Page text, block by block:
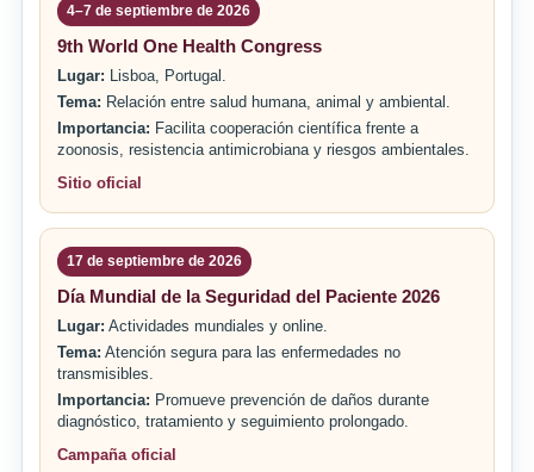
4–7 de septiembre de 2026
9th World One Health Congress
Lugar: Lisboa, Portugal.
Tema: Relación entre salud humana, animal y ambiental.
Importancia: Facilita cooperación científica frente a
zoonosis, resistencia antimicrobiana y riesgos ambientales.
Sitio oficial
17 de septiembre de 2026
Día Mundial de la Seguridad del Paciente 2026
Lugar: Actividades mundiales y online.
Tema: Atención segura para las enfermedades no
transmisibles.
Importancia: Promueve prevención de daños durante
diagnóstico, tratamiento y seguimiento prolongado.
Campaña oficial